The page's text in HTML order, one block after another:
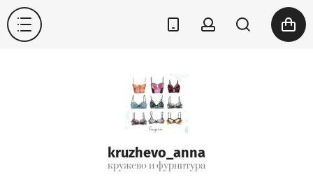
kruzhevo_anna
кружево и фурнитура